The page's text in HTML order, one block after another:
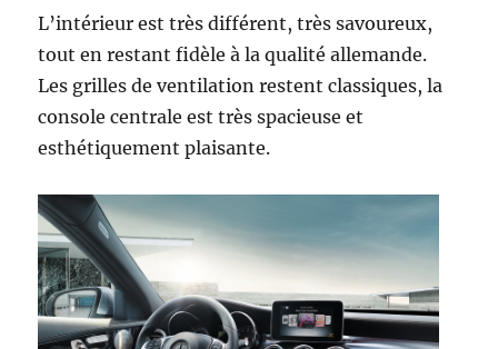
L’intérieur est très différent, très savoureux,
tout en restant fidèle à la qualité allemande.
Les grilles de ventilation restent classiques, la
console centrale est très spacieuse et
esthétiquement plaisante.